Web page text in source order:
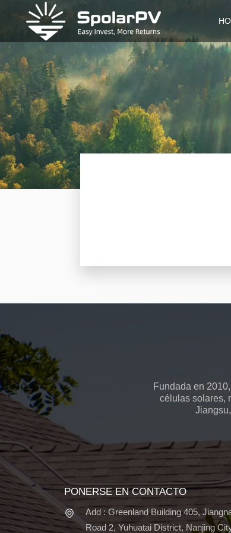
Fundada en
células solares,
PONERSE EN CONTACTO
Add : Greenland Building 405,
Road 2, Yuhuatai District, Nanjing